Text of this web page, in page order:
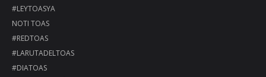
#LEYTOASYA
NOTI TOAS
#REDTOAS
#LARUTADELTOAS
#DIATOAS